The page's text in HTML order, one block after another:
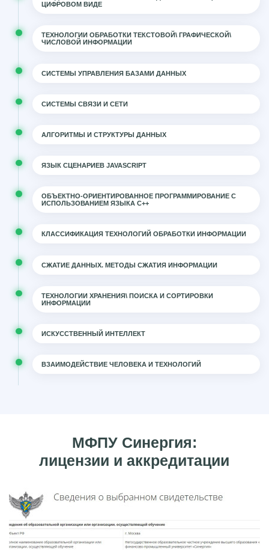
ЦИФРОВОМ ВИДЕ
ТЕХНОЛОГИИ ОБРАБОТКИ ТЕКСТОВОЙ\ ГРАФИЧЕСКОЙ\
ЧИСЛОВОЙ ИНФОРМАЦИИ
СИСТЕМЫ УПРАВЛЕНИЯ БАЗАМИ ДАННЫХ
СИСТЕМЫ СВЯЗИ И СЕТИ
АЛГОРИТМЫ И СТРУКТУРЫ ДАННЫХ
ЯЗЫК СЦЕНАРИЕВ JAVASCRIPT
ОБЪЕКТНО-ОРИЕНТИРОВАННОЕ ПРОГРАММИРОВАНИЕ С
ИСПОЛЬЗОВАНИЕМ ЯЗЫКА С++
КЛАССИФИКАЦИЯ ТЕХНОЛОГИЙ ОБРАБОТКИ ИНФОРМАЦИИ
СЖАТИЕ ДАННЫХ. МЕТОДЫ СЖАТИЯ ИНФОРМАЦИИ
ТЕХНОЛОГИИ ХРАНЕНИЯ\ ПОИСКА И СОРТИРОВКИ
ИНФОРМАЦИИ
ИСКУССТВЕННЫЙ ИНТЕЛЛЕКТ
ВЗАИМОДЕЙСТВИЕ ЧЕЛОВЕКА И ТЕХНОЛОГИЙ
МФПУ Синергия:
лицензии и аккредитации